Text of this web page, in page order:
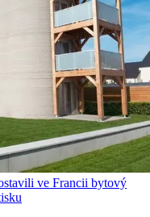
ve Francii bytový